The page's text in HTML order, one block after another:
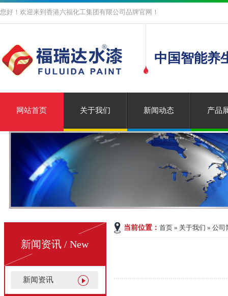
您好！欢迎来到香港六福化工集团有限公司品牌官网！
中国智能养
网站首页 关于我们 新闻动态 产品
新闻资讯 / New
新闻资讯
当前位置：首页 » 关于我们 » 公司